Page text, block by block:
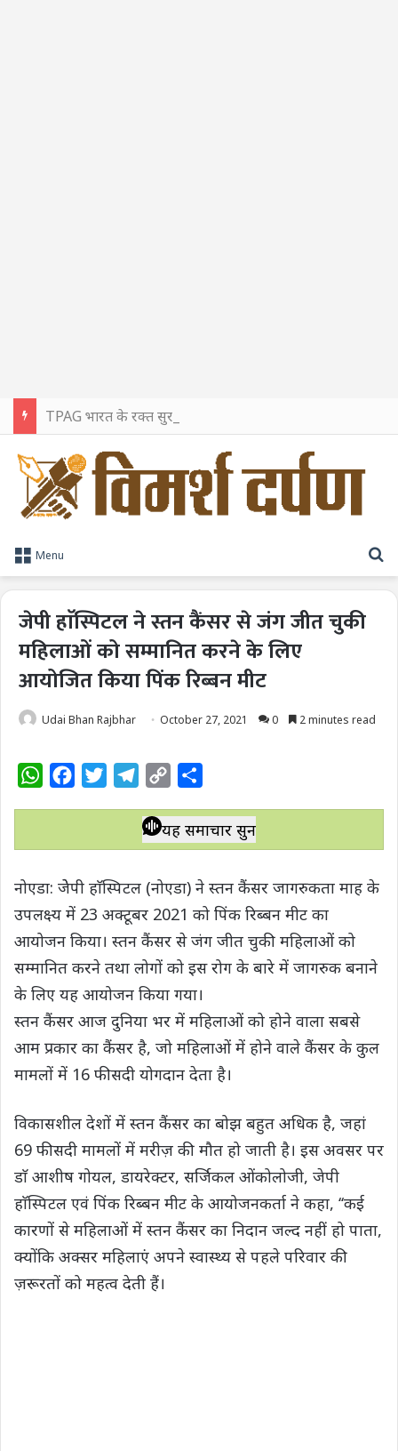
Menu
जेपी हाॅस्पिटल ने स्तन कैंसर से जंग जीत चुकी
महिलाओं को सम्मानित करने के लिए
आयोजित किया पिंक रिब्बन मीट
Udai Bhan Rajbhar October 27, 2021 0 2 minutes read
W
t
A
p
p
e
b
o
o
k
t
t
e
r
l
e
r
a
m
p
y
i
n
k
a
r
यह समाचार सुनें
नोएडा: जेेपी हाॅस्पिटल (नोएडा) ने स्तन कैंसर जागरुकता माह के
उपलक्ष्य में 23 अक्टूबर 2021 को पिंक रिब्बन मीट का
आयोजन किया। स्तन कैंसर से जंग जीत चुकी महिलाओं को
सम्मानित करने तथा लोगों को इस रोग के बारे में जागरुक बनाने
के लिए यह आयोजन किया गया।
स्तन कैंसर आज दुनिया भर में महिलाओं को होने वाला सबसे
आम प्रकार का कैंसर है, जो महिलाओं में होने वाले कैंसर के कुल
मामलों में 16 फीसदी योगदान देता है।
विकासशील देशों में स्तन कैंसर का बोझ बहुत अधिक है, जहां
69 फीसदी मामलों में मरीज़ की मौत हो जाती है। इस अवसर पर
डाॅ आशीष गोयल, डायरेक्टर, सर्जिकल ओंकोलोजी, जेपी
हाॅस्पिटल एवं पिंक रिब्बन मीट के आयोजनकर्ता ने कहा, ‘‘कई
कारणों से महिलाओं में स्तन कैंसर का निदान जल्द नहीं हो पाता,
क्योंकि अक्सर महिलाएं अपने स्वास्थ्य से पहले परिवार की
ज़रूरतों को महत्व देती हैं।